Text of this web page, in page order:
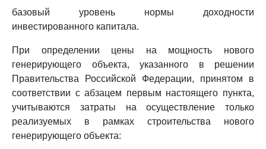
базовый уровень нормы доходности
инвестированного капитала.
При определении цены на мощность нового
генерирующего объекта, указанного в решении
Правительства Российской Федерации, принятом в
соответствии с абзацем первым настоящего пункта,
учитываются затраты на осуществление только
реализуемых в рамках строительства нового
генерирующего объекта: